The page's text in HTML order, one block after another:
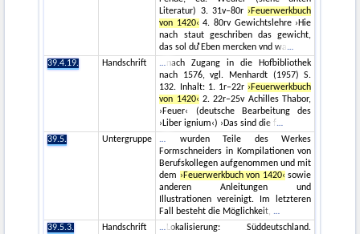
Literatur) 3. 31v–80r ›Feuerwerkbuch
von 1420‹ 4. 80rv Gewichtslehre ›Hie
nach staut geschriben das gewicht,
das sol duͤ Eben mercken vnd wa
39.4.19.
Handschrift
nach Zugang in die Hofbibliothek
nach 1576, vgl. Menhardt (1957) S.
132. Inhalt: 1. 1r–22r ›Feuerwerkbuch
von 1420‹ 2. 22r–25v Achilles Thabor,
›Feuer‹ (deutsche Bearbeitung des
›Liber ignium‹) ›Das sind die f
39.5.
Untergruppe
wurden Teile des Werkes
Formschneiders in Kompilationen von
Berufskollegen aufgenommen und mit
dem ›Feuerwerkbuch von 1420‹ sowie
anderen Anleitungen und
Illustrationen vereinigt. Im letzteren
Fall besteht die Möglichkeit,
39.5.3.
Handschrift
Lokalisierung: Süddeutschland.